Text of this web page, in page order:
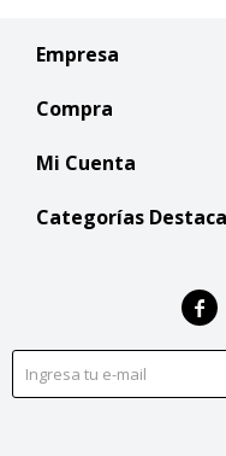
Empresa
Compra
Mi Cuenta
Categorías
